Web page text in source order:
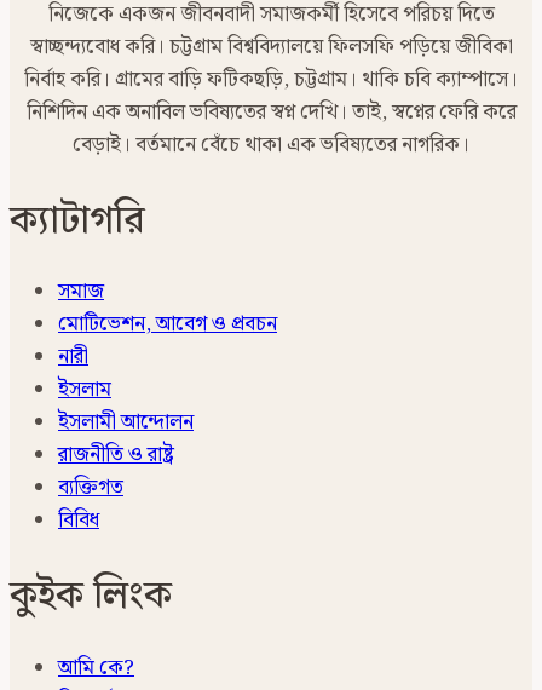
নিজেকে একজন জীবনবাদী সমাজকর্মী হিসেবে পরিচয় দিতে
স্বাচ্ছন্দ্যবোধ করি। চট্টগ্রাম বিশ্ববিদ্যালয়ে ফিলসফি পড়িয়ে জীবিকা
নির্বাহ করি। গ্রামের বাড়ি ফটিকছড়ি, চট্টগ্রাম। থাকি চবি ক্যাম্পাসে।
নিশিদিন এক অনাবিল ভবিষ্যতের স্বপ্ন দেখি। তাই, স্বপ্নের ফেরি করে
বেড়াই। বর্তমানে বেঁচে থাকা এক ভবিষ্যতের নাগরিক।
ক্যাটাগরি
সমাজ
মোটিভেশন, আবেগ ও প্রবচন
নারী
ইসলাম
ইসলামী আন্দোলন
রাজনীতি ও রাষ্ট্র
ব্যক্তিগত
বিবিধ
কুইক লিংক
আমি কে?